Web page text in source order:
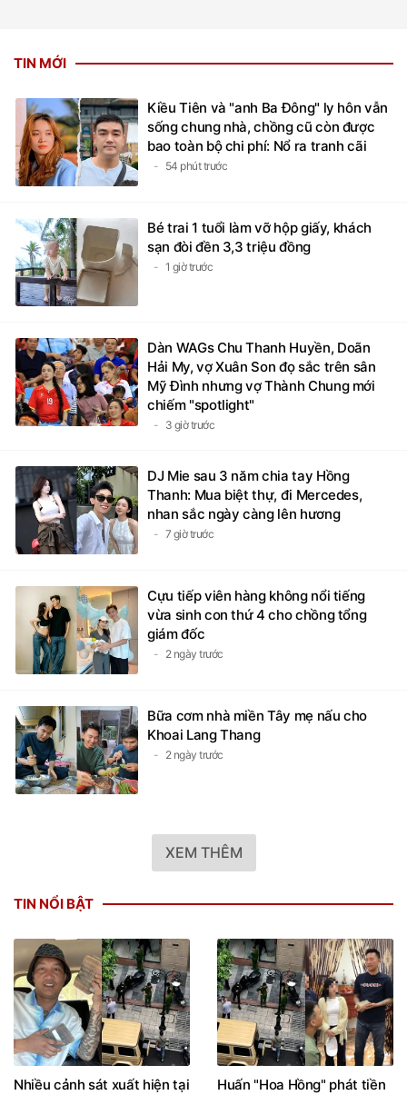
TIN MỚI
Kiều Tiên và "anh Ba Đông" ly hôn vẫn
sống chung nhà, chồng cũ còn được
bao toàn bộ chi phí: Nổ ra tranh cãi
54 phút trước
Bé trai 1 tuổi làm vỡ hộp giấy, khách
sạn đòi đền 3,3 triệu đồng
1 giờ trước
Dàn WAGs Chu Thanh Huyền, Doãn
Hải My, vợ Xuân Son đọ sắc trên sân
Mỹ Đình nhưng vợ Thành Chung mới
chiếm "spotlight"
3 giờ trước
DJ Mie sau 3 năm chia tay Hồng
Thanh: Mua biệt thự, đi Mercedes,
nhan sắc ngày càng lên hương
7 giờ trước
Cựu tiếp viên hàng không nổi tiếng
vừa sinh con thứ 4 cho chồng tổng
giám đốc
2 ngày trước
Bữa cơm nhà miền Tây mẹ nấu cho
Khoai Lang Thang
2 ngày trước
XEM THÊM
TIN NỔI BẬT
Nhiều cảnh sát xuất hiện tại
Huấn "Hoa Hồng" phát tiền